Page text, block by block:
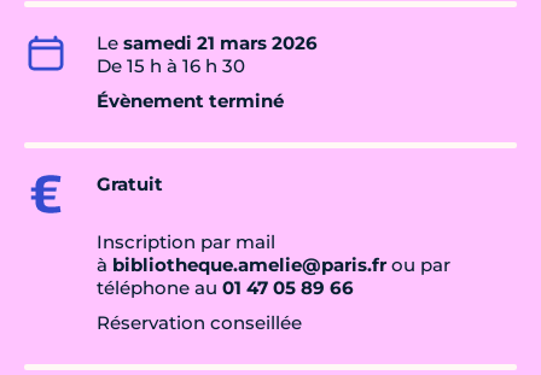
Le samedi 21 mars 2026
De 15 h à 16 h 30
Évènement terminé
Gratuit
Inscription par mail
à bibliotheque.amelie@paris.frou par
téléphone au 01 47 05 89 66
Réservation conseillée